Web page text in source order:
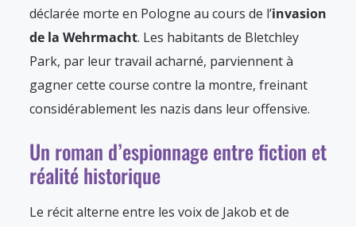
déclarée morte en Pologne au cours de l’invasion
de la Wehrmacht. Les habitants de Bletchley
Park, par leur travail acharné, parviennent à
gagner cette course contre la montre, freinant
considérablement les nazis dans leur offensive.
Un roman d’espionnage entre fiction et
réalité historique
Le récit alterne entre les voix de Jakob et de